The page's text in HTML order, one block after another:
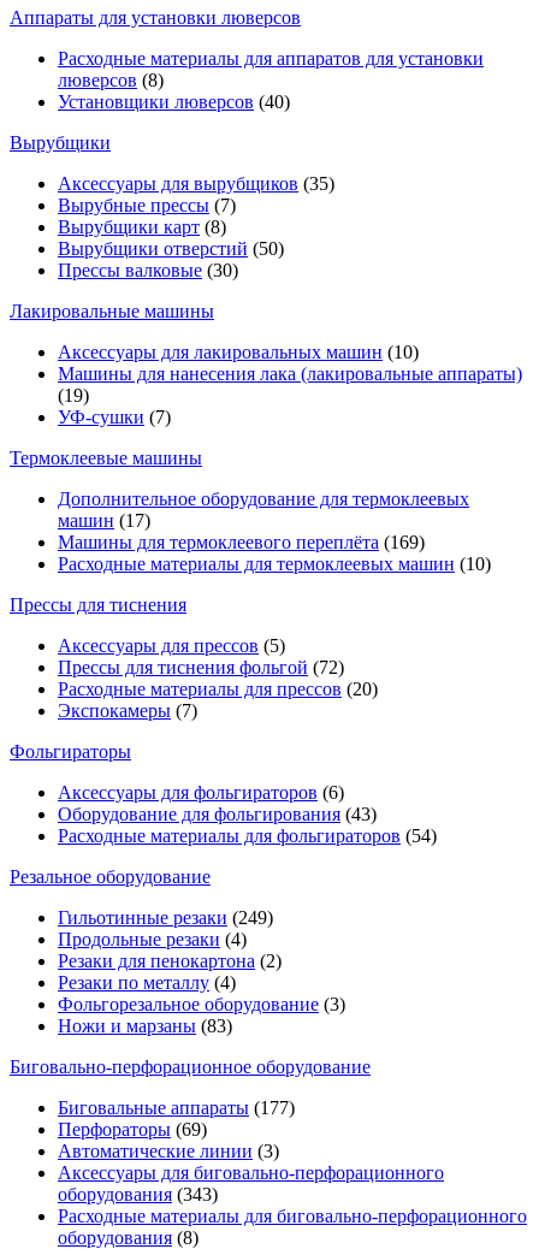
Аппараты для установки люверсов
Расходные материалы для аппаратов для установки
люверсов (8)
Установщики люверсов (40)
Вырубщики
Аксессуары для вырубщиков (35)
Вырубные прессы (7)
Вырубщики карт (8)
Вырубщики отверстий (50)
Прессы валковые (30)
Лакировальные машины
Аксессуары для лакировальных машин (10)
Машины для нанесения лака (лакировальные аппараты)
(19)
УФ-сушки (7)
Термоклеевые машины
Дополнительное оборудование для термоклеевых
машин (17)
Машины для термоклеевого переплёта (169)
Расходные материалы для термоклеевых машин (10)
Прессы для тиснения
Аксессуары для прессов (5)
Прессы для тиснения фольгой (72)
Расходные материалы для прессов (20)
Экспокамеры (7)
Фольгираторы
Аксессуары для фольгираторов (6)
Оборудование для фольгирования (43)
Расходные материалы для фольгираторов (54)
Резальное оборудование
Гильотинные резаки (249)
Продольные резаки (4)
Резаки для пенокартона (2)
Резаки по металлу (4)
Фольгорезальное оборудование (3)
Ножи и марзаны (83)
Биговально-перфорационное оборудование
Биговальные аппараты (177)
Перфораторы (69)
Автоматические линии (3)
Аксессуары для биговально-перфорационного
оборудования (343)
Расходные материалы для биговально-перфорационного
оборудования (8)